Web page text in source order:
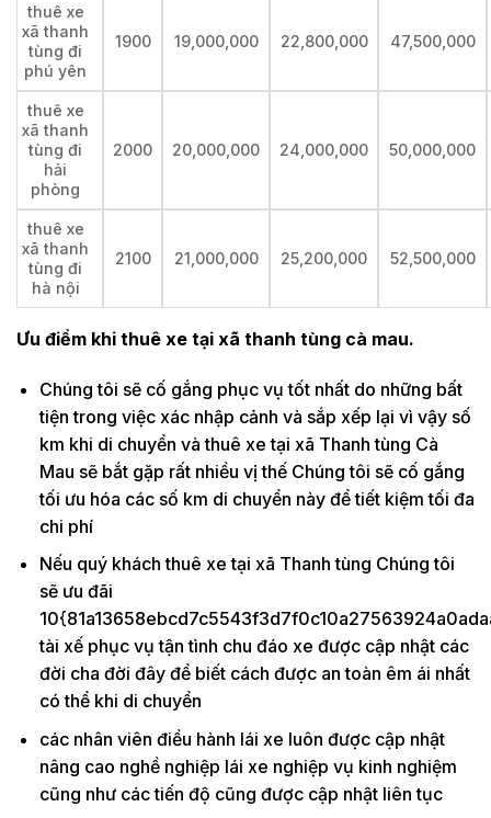
thuê xe
xã thanh
tùng đi
phú yên
1900 19,000,000 22,800,000 47,500,000
thuê xe
xã thanh
tùng đi
hải
phòng
2000 20,000,000 24,000,000 50,000,000
thuê xe
xã thanh
tùng đi
hà nội
2100 21,000,000 25,200,000 52,500,000
Ưu điểm khi thuê xe tại xã thanh tùng cà mau.
Chúng tôi sẽ cố gắng phục vụ tốt nhất do những bất
tiện trong việc xác nhập cảnh và sắp xếp lại vì vậy số
km khi di chuyển và thuê xe tại xã Thanh tùng Cà
Mau sẽ bắt gặp rất nhiều vị thế Chúng tôi sẽ cố gắng
tối ưu hóa các số km di chuyển này để tiết kiệm tối đa
chi phí
Nếu quý khách thuê xe tại xã Thanh tùng Chúng tôi
sẽ ưu đãi
tài xế phục vụ tận tình chu đáo xe được cập nhật các
đời cha đời đây để biết cách được an toàn êm ái nhất
có thể khi di chuyển
các nhân viên điều hành lái xe luôn được cập nhật
nâng cao nghề nghiệp lái xe nghiệp vụ kinh nghiệm
cũng như các tiến độ cũng được cập nhật liên tục